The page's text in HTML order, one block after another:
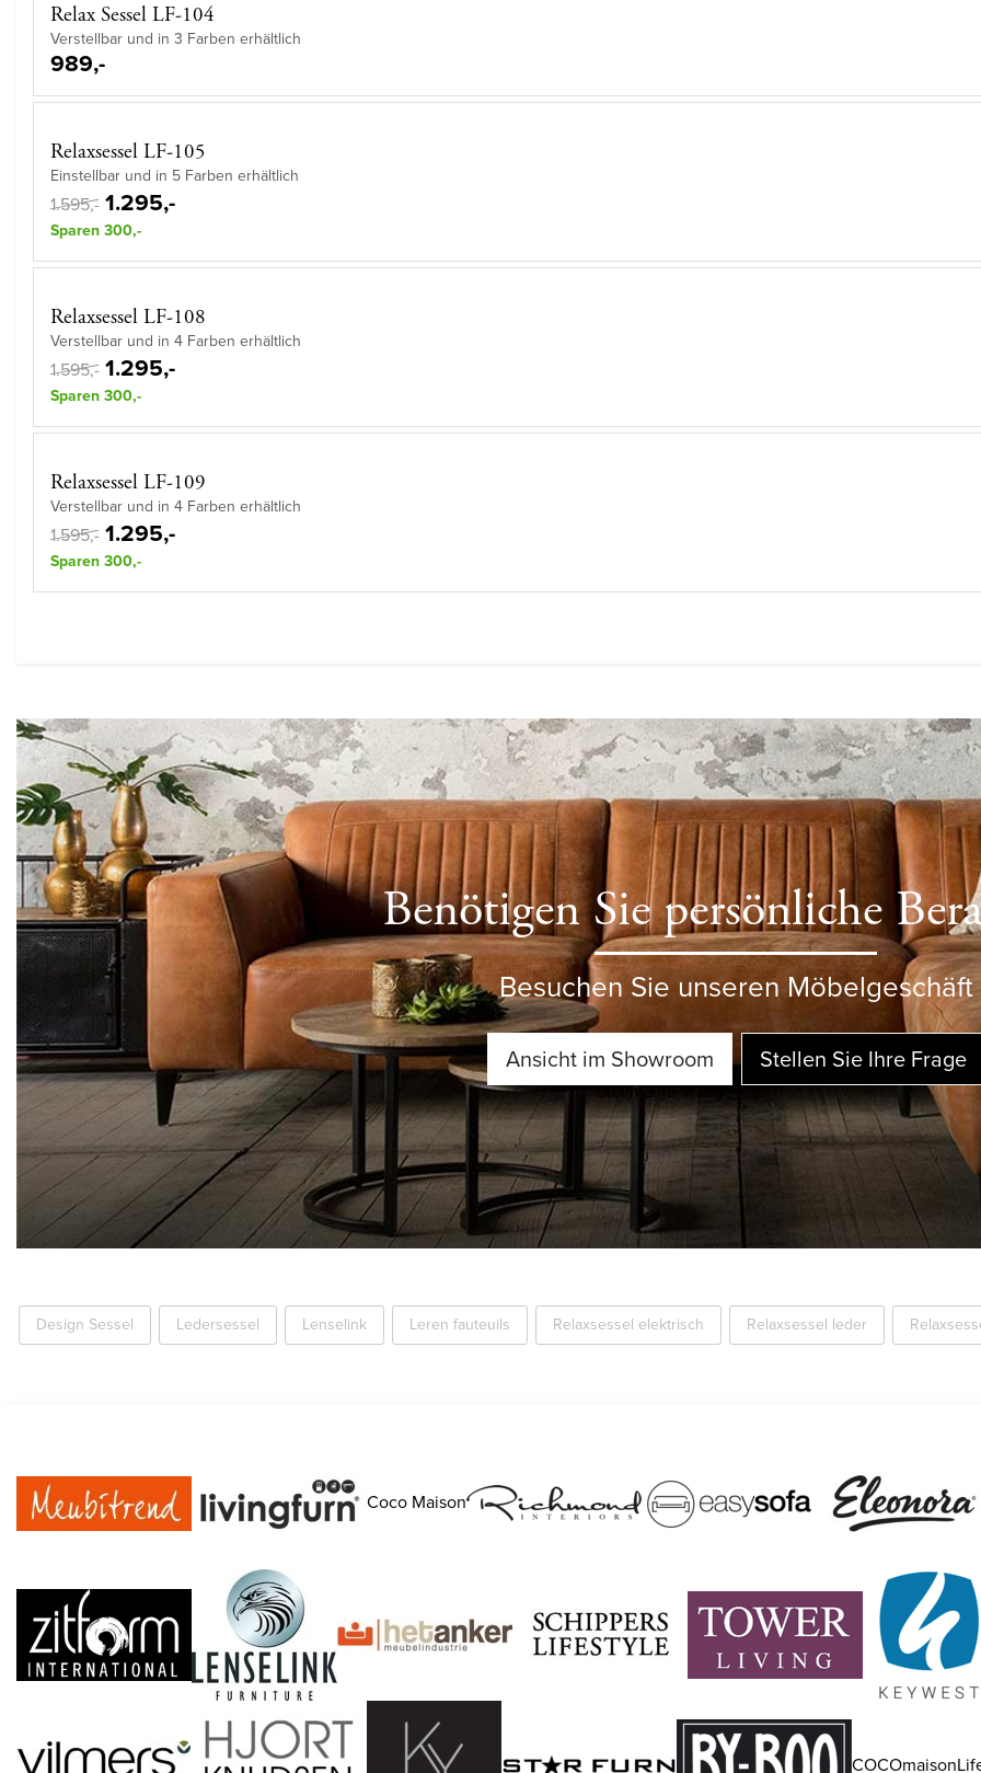
Relax Sessel LF-104
Verstellbar und in 3 Farben erhältlich
989,-
Relaxsessel LF-105
Einstellbar und in 5 Farben erhältlich
1.595,- 1.295,-
Sparen 300,-
Relaxsessel LF-108
Verstellbar und in 4 Farben erhältlich
1.595,- 1.295,-
Sparen 300,-
Relaxsessel LF-109
Verstellbar und in 4 Farben erhältlich
1.595,- 1.295,-
Sparen 300,-
Benötigen Sie persönliche
Besuchen Sie unseren Möbelgeschäft
Ansicht im Showroom Stellen Sie Ihre Frage
Design Sessel Ledersessel Lenselink Leren fauteuils Relaxsessel elektrisch Relaxsessel leder
Coco Maison